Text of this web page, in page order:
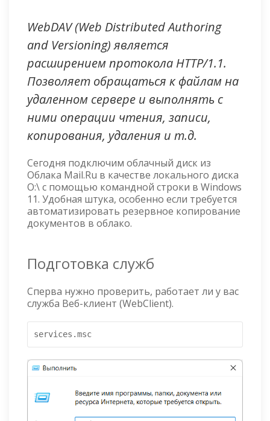
WebDAV (Web Distributed Authoring
and Versioning) является
расширением протокола HTTP/1.1.
Позволяет обращаться к файлам на
удаленном сервере и выполнять с
ними операции чтения, записи,
копирования, удаления и т.д.
Сегодня подключим облачный диск из
Облака Mail.Ru в качестве локального диска
O:\ с помощью командной строки в Windows
11. Удобная штука, особенно если требуется
автоматизировать резервное копирование
документов в облако.
Подготовка служб
Сперва нужно проверить, работает ли у вас
служба Веб-клиент (WebClient).
services.msc